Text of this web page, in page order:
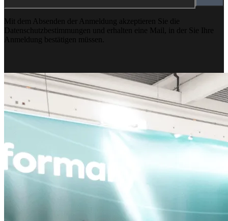
Mit dem Absenden der Anmeldung akzeptieren Sie die
Datenschutzbestimmungen und erhalten eine Mail, in der Sie Ihre
Anmeldung bestätigen müssen.